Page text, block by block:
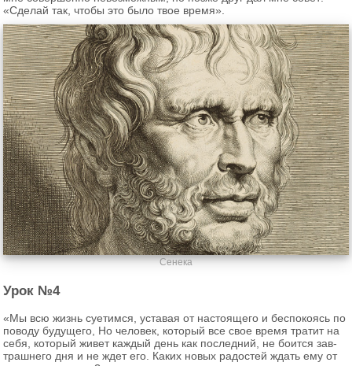
«Сде­лай так, чтобы это было твое время».
Сенека
Урок №4
«Мы всю жизнь су­е­тим­ся, уста­вая от на­сто­я­ще­го и бес­по­ко­ясь по
по­во­ду бу­ду­ще­го, Но че­ло­век, ко­то­рый все свое время тра­тит на
себя, ко­то­рый живет каж­дый день как по­след­ний, не бо­ит­ся зав­
траш­не­го дня и не ждет его. Каких новых ра­до­стей ждать ему от